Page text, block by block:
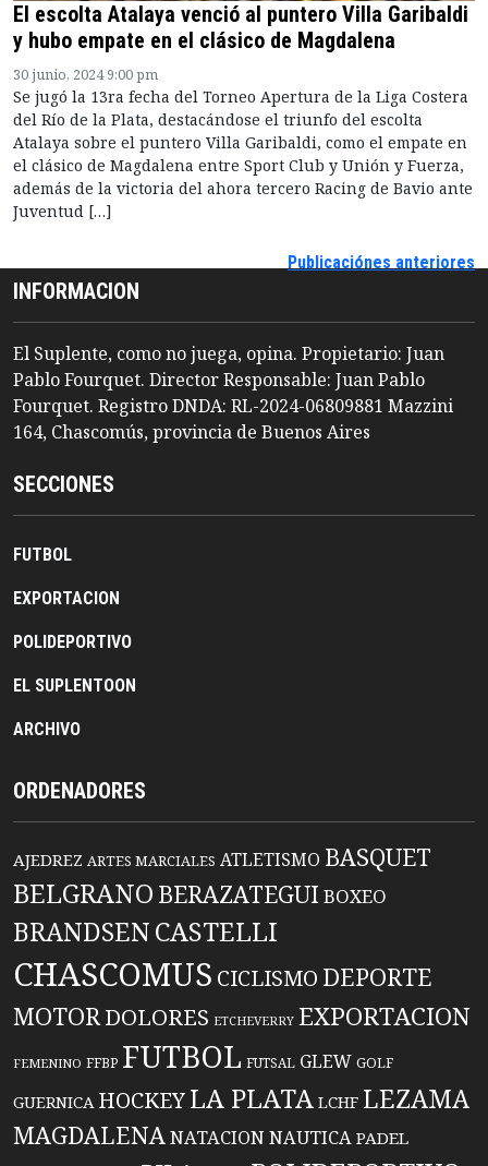
El escolta Atalaya venció al puntero Villa Garibaldi
y hubo empate en el clásico de Magdalena
30 junio, 2024 9:00 pm
Se jugó la 13ra fecha del Torneo Apertura de la Liga Costera
del Río de la Plata, destacándose el triunfo del escolta
Atalaya sobre el puntero Villa Garibaldi, como el empate en
el clásico de Magdalena entre Sport Club y Unión y Fuerza,
además de la victoria del ahora tercero Racing de Bavio ante
Juventud […]
Publicaciónes anteriores
INFORMACION
El Suplente, como no juega, opina. Propietario: Juan
Pablo Fourquet. Director Responsable: Juan Pablo
Fourquet. Registro DNDA: RL-2024-06809881 Mazzini
164, Chascomús, provincia de Buenos Aires
SECCIONES
FUTBOL
EXPORTACION
POLIDEPORTIVO
EL SUPLENTOON
ARCHIVO
ORDENADORES
AJEDREZ ARTES MARCIALES ATLETISMO BASQUET
BELGRANO BERAZATEGUIBOXEO
BRANDSENCASTELLI
CHASCOMUS CICLISMO DEPORTE
MOTORDOLORES ETCHEVERRY EXPORTACION
FEMENINO FFBP FUTBOL FUTSAL GLEW GOLF
GUERNICA HOCKEYLA PLATA LCHF LEZAMA
MAGDALENANATACIONNAUTICA PADEL